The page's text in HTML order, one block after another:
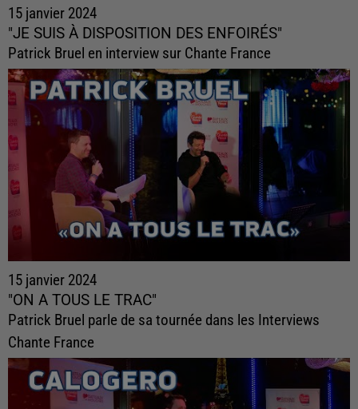
15 janvier 2024
"JE SUIS À DISPOSITION DES ENFOIRÉS"
Patrick Bruel en interview sur Chante France
15 janvier 2024
"ON A TOUS LE TRAC"
Patrick Bruel parle de sa tournée dans les Interviews
Chante France